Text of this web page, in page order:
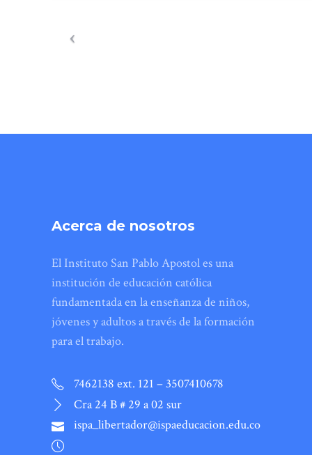
Acerca de nosotros
El Instituto San Pablo Apostol es una
institución de educación católica
fundamentada en la enseñanza de niños,
jóvenes y adultos a través de la formación
para el trabajo.
7462138 ext. 121 – 3507410678
Cra 24 B # 29 a 02 sur
ispa_libertador@ispaeducacion.edu.co